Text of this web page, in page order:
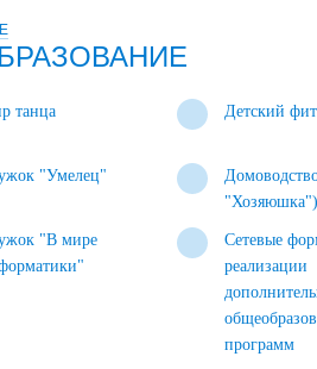
танца Детский
"Умелец"
"Хозяюшка")
"В мире
Сетевые
реализации
программ